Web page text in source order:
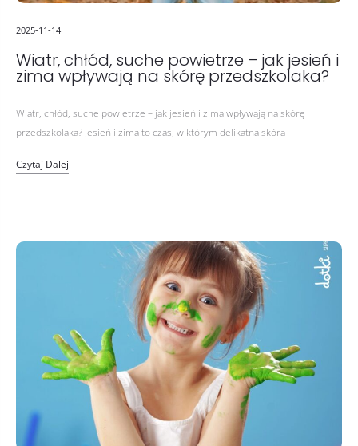
2025-11-14
Wiatr, chłód, suche powietrze – jak jesień i
zima wpływają na skórę przedszkolaka?
Wiatr, chłód, suche powietrze – jak jesień i zima wpływają na skórę
przedszkolaka? Jesień i zima to czas, w którym delikatna skóra
Czytaj Dalej